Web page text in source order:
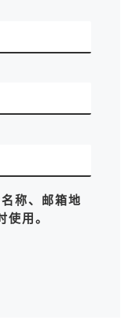
称、邮箱地
用。